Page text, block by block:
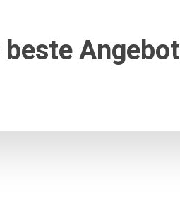
beste Angebot